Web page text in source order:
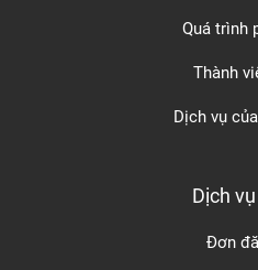
Quá trình
Thành
Dịch vụ
Dịch
Đơn